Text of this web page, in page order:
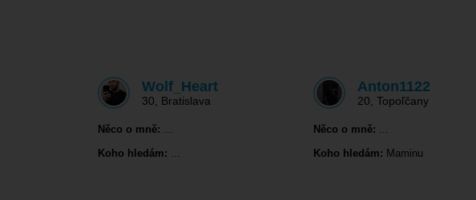
Wolf_Heart
30 Bratislava
Něco o mně: ...
Koho hledám: ...
Anton1122
20 Topoľčany
Něco o mně: ...
Koho hledám: Maminu